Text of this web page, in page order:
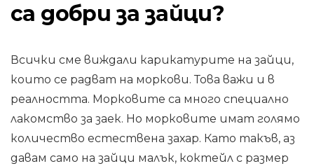
са добри за зайци?
Всички сме виждали карикатурите на зайци,
които се радват на моркови. Това важи и в
реалността. Морковите са много специално
лакомство за заек. Но морковите имат голямо
количество естествена захар. Като такъв, аз
давам само на зайци малък, коктейл с размер